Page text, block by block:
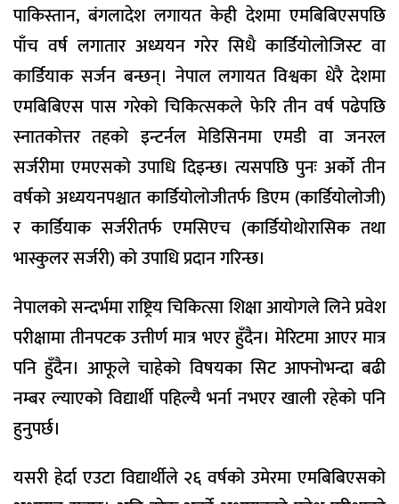
पाकिस्तान, बंगलादेश लगायत केही देशमा एमबिबिएसपछि
पाँच वर्ष लगातार अध्ययन गरेर सिधै कार्डियोलोजिस्ट वा
कार्डियाक सर्जन बन्छन्। नेपाल लगायत विश्वका धेरै देशमा
एमबिबिएस पास गरेको चिकित्सकले फेरि तीन वर्ष पढेपछि
स्नातकोत्तर तहको इन्टर्नल मेडिसिनमा एमडी वा जनरल
सर्जरीमा एमएसको उपाधि दिइन्छ। त्यसपछि पुनः अर्को तीन
वर्षको अध्ययनपश्चात कार्डियोलोजीतर्फ डिएम (कार्डियोलोजी)
र कार्डियाक सर्जरीतर्फ एमसिएच (कार्डियोथोरासिक तथा
भास्कुलर सर्जरी) को उपाधि प्रदान गरिन्छ।
नेपालको सन्दर्भमा राष्ट्रिय चिकित्सा शिक्षा आयोगले लिने प्रवेश
परीक्षामा तीनपटक उत्तीर्ण मात्र भएर हुँदैन। मेरिटमा आएर मात्र
पनि हुँदैन। आफूले चाहेको विषयका सिट आफ्नोभन्दा बढी
नम्बर ल्याएको विद्यार्थी पहिल्यै भर्ना नभएर खाली रहेको पनि
हुनुपर्छ।
यसरी हेर्दा एउटा विद्यार्थीले २६ वर्षको उमेरमा एमबिबिएसको